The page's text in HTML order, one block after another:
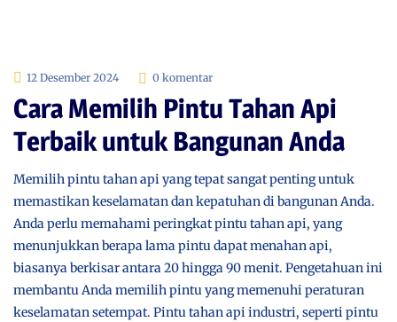
12 Desember 2024 0 komentar
Cara Memilih Pintu Tahan Api
Terbaik untuk Bangunan Anda
Memilih pintu tahan api yang tepat sangat penting untuk
memastikan keselamatan dan kepatuhan di bangunan Anda.
Anda perlu memahami peringkat pintu tahan api, yang
menunjukkan berapa lama pintu dapat menahan api,
biasanya berkisar antara 20 hingga 90 menit. Pengetahuan ini
membantu Anda memilih pintu yang memenuhi peraturan
keselamatan setempat. Pintu tahan api industri, seperti pintu